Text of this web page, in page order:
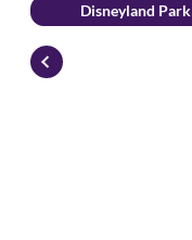
Disneyland Park